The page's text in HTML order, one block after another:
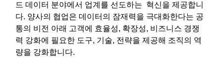
드 데이터 분야에서 업계를 선도하는 혁신을 제공합니
다. 양사의 협업은 데이터의 잠재력을 극대화한다는 공
통의 비전 아래 고객에 효율성, 확장성, 비즈니스 경쟁
력 강화에 필요한 도구, 기술, 전략을 제공해 조직의 역
량을 강화합니다.